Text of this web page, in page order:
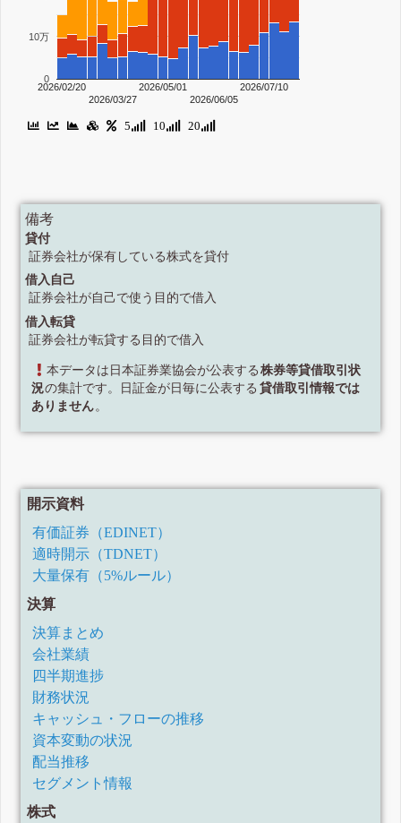
2026/02/20
2026/03/27
2026/05/01
2026/06/05
2026/07/10
0
10万
5 10 20
備考
貸付
証券会社が保有している株式を貸付
借入自己
証券会社が自己で使う目的で借入
借入転貸
証券会社が転貸する目的で借入
本データは日本証券業協会が公表する 株券等貸借取引状
況の集計です。日証金が日毎に公表する 貸借取引情報では
ありません 。
開示資料
有価証券（EDINET）
適時開示（TDNET）
大量保有（5%ルール）
決算
決算まとめ
会社業績
四半期進捗
財務状況
キャッシュ・フローの推移
資本変動の状況
配当推移
セグメント情報
株式